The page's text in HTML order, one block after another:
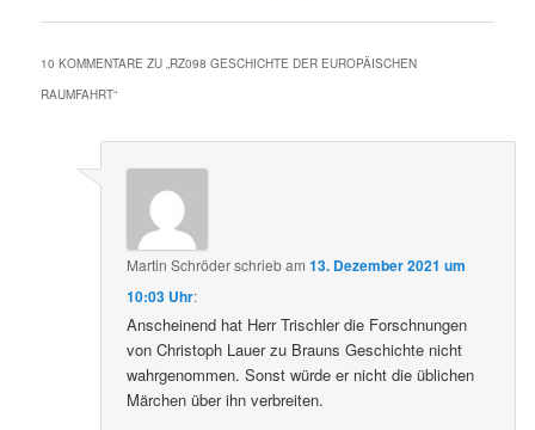
10 KOMMENTARE ZU „RZ098 GESCHICHTE DER EUROPÄISCHEN
RAUMFAHRT“
Martin Schröderschriebam13. Dezember 2021 um
10:03 Uhr:
Anscheinend hat Herr Trischler die Forschnungen
von Christoph Lauer zu Brauns Geschichte nicht
wahrgenommen. Sonst würde er nicht die üblichen
Märchen über ihn verbreiten.